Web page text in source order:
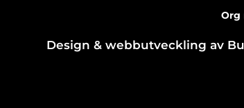
Org
Design & webbutveckling av